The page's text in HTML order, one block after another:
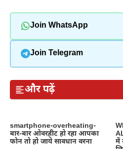
Join WhatsApp
Join Telegram
और पढ़ें
smartphone-overheating-
बार-बार ओवरहीट हो रहा आपका
फोन तो हो जाये सावधान वरना
में